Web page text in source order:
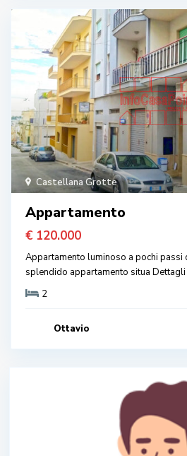
Castellana Grotte
Appartamento
€ 120.000
Appartamento luminoso a pochi passi
splendido appartamento situa Dettagli
2
Ottavio